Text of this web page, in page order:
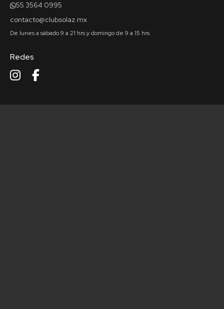
55 3564 0995
contacto@clubsolaz.mx
De lunes a sábado 9 a 21 hrs.y domingo de 9 a 15 hrs.
Redes